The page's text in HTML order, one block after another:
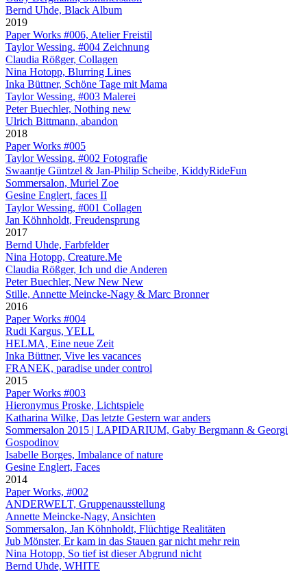
Bernd Uhde, Black Album
2019
Paper Works #006, Atelier Freistil
Taylor Wessing, #004 Zeichnung
Claudia Rößger, Collagen
Nina Hotopp, Blurring Lines
Inka Büttner, Schöne Tage mit Mama
Taylor Wessing, #003 Malerei
Peter Buechler, Nothing new
Ulrich Bittmann, abandon
2018
Paper Works #005
Taylor Wessing, #002 Fotografie
Swaantje Güntzel & Jan-Philip Scheibe, KiddyRideFun
Sommersalon, Muriel Zoe
Gesine Englert, faces II
Taylor Wessing, #001 Collagen
Jan Köhnholdt, Freudensprung
2017
Bernd Uhde, Farbfelder
Nina Hotopp, Creature.Me
Claudia Rößger, Ich und die Anderen
Peter Buechler, New New New
Stille, Annette Meincke-Nagy & Marc Bronner
2016
Paper Works #004
Rudi Kargus, YELL
HELMA, Eine neue Zeit
Inka Büttner, Vive les vacances
FRANEK, paradise under control
2015
Paper Works #003
Hieronymus Proske, Lichtspiele
Katharina Wilke, Das letzte Gestern war anders
Sommersalon 2015 | LAPIDARIUM, Gaby Bergmann & Georgi
Gospodinov
Isabelle Borges, Imbalance of nature
Gesine Englert, Faces
2014
Paper Works, #002
ANDERWELT, Gruppenausstellung
Annette Meincke-Nagy, Ansichten
Sommersalon, Jan Köhnholdt, Flüchtige Realitäten
Jub Mönster, Er kam in das Stauen gar nicht mehr rein
Nina Hotopp, So tief ist dieser Abgrund nicht
Bernd Uhde, WHITE